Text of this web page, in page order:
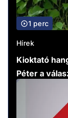
1 perc
Hírek
Kioktató
Péter a